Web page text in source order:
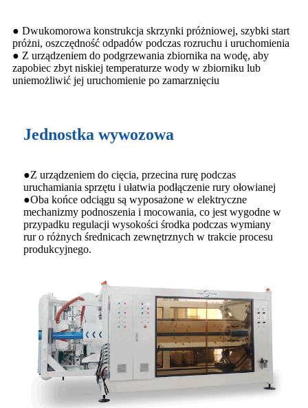
● Dwukomorowa konstrukcja skrzynki próżniowej, szybki start
próżni, oszczędność odpadów podczas rozruchu i uruchomienia
● Z urządzeniem do podgrzewania zbiornika na wodę, aby
zapobiec zbyt niskiej temperaturze wody w zbiorniku lub
uniemożliwić jej uruchomienie po zamarznięciu
Jednostka wywozowa
●Z urządzeniem do cięcia, przecina rurę podczas
uruchamiania sprzętu i ułatwia podłączenie rury ołowianej
●Oba końce odciągu są wyposażone w elektryczne
mechanizmy podnoszenia i mocowania, co jest wygodne w
przypadku regulacji wysokości środka podczas wymiany
rur o różnych średnicach zewnętrznych w trakcie procesu
produkcyjnego.